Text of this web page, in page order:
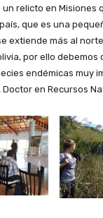
un relicto en Misiones
que es una
extiende más al
por ello debemos
endémicas muy
en Recursos